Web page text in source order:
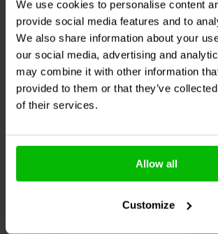
We use cookies to personalise content
provide social media features and to
We also share information about your
our social media, advertising and
may combine it with other information
provided to them or that they’ve
of their services.
Allow all
Customize
Schrumpfschlauch | 7,5
Meter | Schwarz
0
klantbeoordelingen
Vergleichen
2 Auf Lager
Meter |
6 Auf
Andere Kunden kauften auch